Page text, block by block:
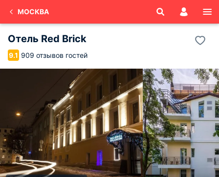
МОСКВА
Отель Red Brick
9.1 909 отзывов гостей